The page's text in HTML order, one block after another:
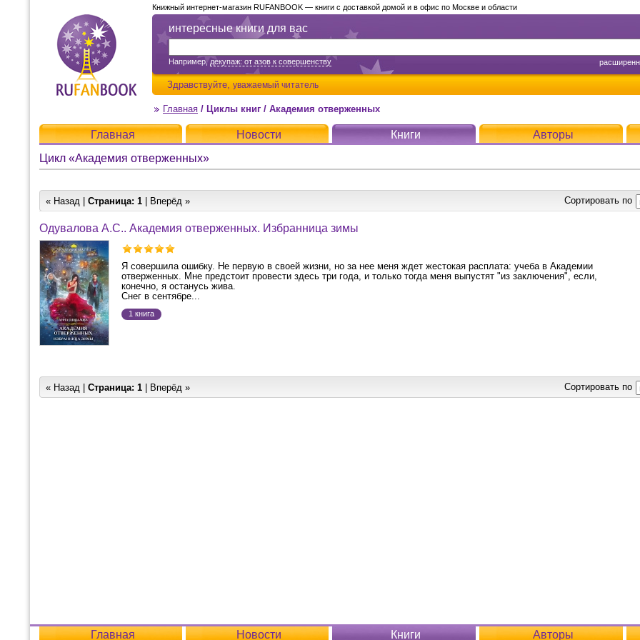
интересные книги для вас
Например,декупаж: от азов к совершенству
Здравствуйте, уважаемый читатель
Книжный интернет-магазин RUFANBOOK — книги с доставкой домой и в офис по Москве и области
Главная / Циклы книг / Академия отверженных
Главная Новости Книги
Авторы
Цикл «Академия отверженных»
« Назад | Страница: 1 | Вперёд » Сортировать по
Одувалова А.С.. Академия отверженных. Избранница зимы
Я совершила ошибку. Не первую в своей жизни, но за нее меня ждет жестокая расплата: учеба в Академии
отверженных. Мне предстоит провести здесь три года, и только тогда меня выпустят "из заключения", если,
конечно, я останусь жива.
Снег в сентябре...
1 книга
« Назад | Страница: 1 | Вперёд » Сортировать по
Главная Новости Книги Авторы